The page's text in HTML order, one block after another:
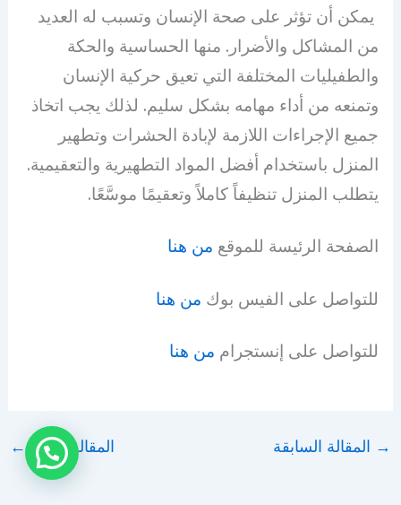
يمكن أن تؤثر على صحة الإنسان وتسبب له العديد
من المشاكل والأضرار. منها الحساسية والحكة
والطفيليات المختلفة التي تعيق حركية الإنسان
وتمنعه من أداء مهامه بشكل سليم. لذلك يجب اتخاذ
جميع الإجراءات اللازمة لإبادة الحشرات وتطهير
المنزل باستخدام أفضل المواد التطهيرية والتعقيمية.
يتطلب المنزل تنظيفاً كاملاً وتعقيمًا موسَّعًا.
الصفحة الرئيسة للموقع من هنا
للتواصل على الفيس بوك من هنا
للتواصل على إنستجرام من هنا
→ المقالة السابقة المقالة التالية←